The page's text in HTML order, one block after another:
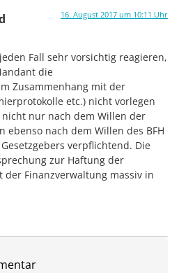
16. August 2017 um 10:11 Uhr
Fall sehr vorsichtig reagieren,
die
Zusammenhang mit der
etc.) nicht vorlegen
nicht nur nach dem Willen der
ebenso nach dem Willen des BFH
verpflichtend. Die
zur Haftung der
Finanzverwaltung massiv in